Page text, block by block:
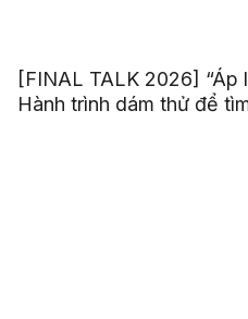
[FINAL TALK 2026] “Áp
Hành trình dám thử để